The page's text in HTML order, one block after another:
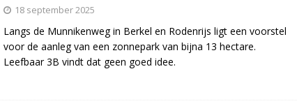
18 september 2025
Langs de Munnikenweg in Berkel en Rodenrijs ligt een voorstel
voor de aanleg van een zonnepark van bijna 13 hectare.
Leefbaar 3B vindt dat geen goed idee.